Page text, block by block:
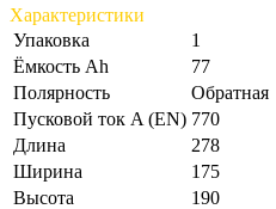
Характеристики
Упаковка
1
Ёмкость Ah
77
Полярность
Обратная
Пусковой ток A (EN) 770
Длина
278
Ширина
175
Высота
190